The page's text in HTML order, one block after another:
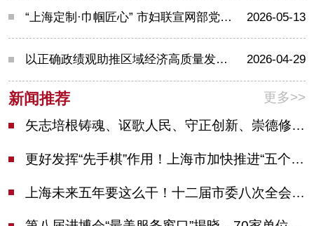
“上海定制·巾帼匠心” 市妇联宣网部党支部开展主题党日活动 2026-05-13
以正确政绩观助推区域经济高质量发展——商务部驻上海特办、徐汇区商务委、湖南路街道党工委联动开展专题联学共建活动 2026-04-29
新闻推荐
更多>>
矢志培根铸魂、讴歌人民、守正创新、崇德修身！这场座谈会上，陈吉宁对全市文化战线提出期望
更好发挥“先手棋”作用！上海市加快推进“五个中心”建设领导小组会议举行
上海未来五年要这么干！十二届市委八次全会审议通过上海“十五五”规划建议